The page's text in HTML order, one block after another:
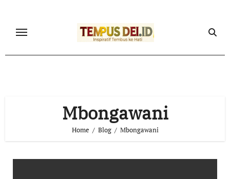
content
Mbongawani
Home Blog Mbongawani